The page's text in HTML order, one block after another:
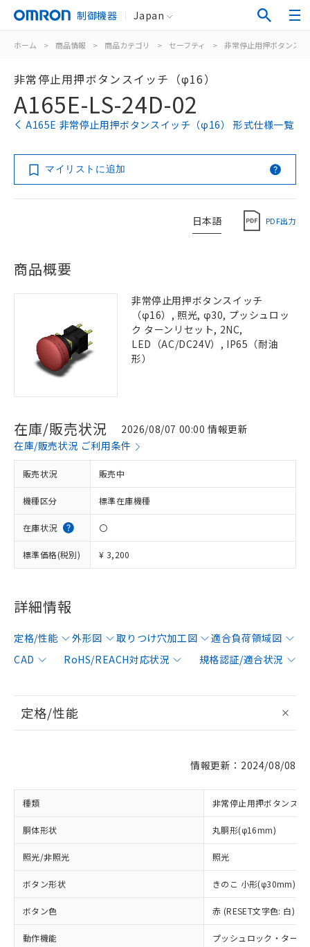
制御機器 Japan
ホーム > 商品情報 > 商品カテゴリ > セーフティ > 非常停止用押ボタンスイ
非常停止用押ボタンスイッチ（φ16）
A165E-LS-24D-02
A165E 非常停止用押ボタンスイッチ（φ16） 形式仕様一覧
マイリストに追加
日本語 PDF出力
商品概要
非常停止用押ボタンスイッチ
（φ16）, 照光, φ30, プッシュロッ
ク ターンリセット, 2NC,
LED（AC/DC24V）, IP65（耐油
形）
在庫/販売状況
2026/08/07 00:00 情報更新
在庫/販売状況 ご利用条件
販売状況 販売中
機種区分 標準在庫機種
在庫状況 〇
標準価格(税別) ¥ 3,200
詳細情報
定格/性能 外形図 取りつけ穴加工図
適合負荷領域図
CAD
RoHS/REACH対応状況 規格認証/適合状況
定格/性能
情報更新：2024/08/08
種類 非常停止用押ボタンスイ
胴体形状 丸胴形(φ16mm)
照光/非照光 照光
ボタン形状 きのこ 小形(φ30mm)
ボタン色 赤 (RESET文字色: 白)
動作機能 プッシュロック・ターン